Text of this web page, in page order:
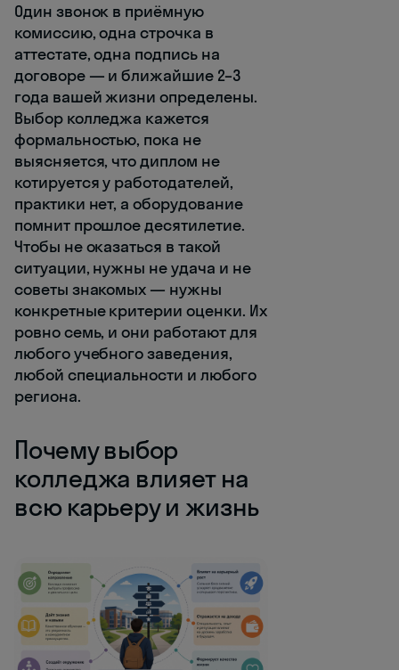
Один звонок в приёмную
комиссию, одна строчка в
аттестате, одна подпись на
договоре — и ближайшие 2–3
года вашей жизни определены.
Выбор колледжа кажется
формальностью, пока не
выясняется, что диплом не
котируется у работодателей,
практики нет, а оборудование
помнит прошлое десятилетие.
Чтобы не оказаться в такой
ситуации, нужны не удача и не
советы знакомых — нужны
конкретные критерии оценки. Их
ровно семь, и они работают для
любого учебного заведения,
любой специальности и любого
региона.
Почему выбор
колледжа влияет на
всю карьеру и жизнь